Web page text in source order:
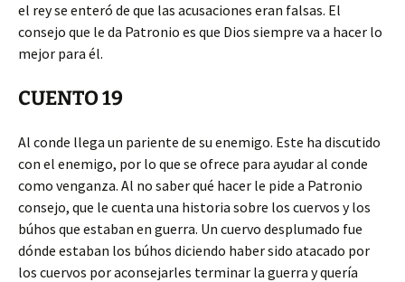
el rey se enteró de que las acusaciones eran falsas. El
consejo que le da Patronio es que Dios siempre va a hacer lo
mejor para él.
CUENTO 19
Al conde llega un pariente de su enemigo. Este ha discutido
con el enemigo, por lo que se ofrece para ayudar al conde
como venganza. Al no saber qué hacer le pide a Patronio
consejo, que le cuenta una historia sobre los cuervos y los
búhos que estaban en guerra. Un cuervo desplumado fue
dónde estaban los búhos diciendo haber sido atacado por
los cuervos por aconsejarles terminar la guerra y quería